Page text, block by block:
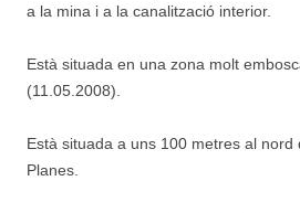
a la mina i a la canalització interior.
Està situada en una zona molt
(11.05.2008).
Està situada a uns 100 metres al nord
Planes.